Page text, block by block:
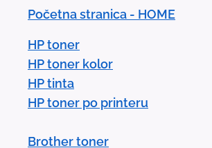
Početna stranica - HOME
HP toner
HP toner kolor
HP tinta
HP toner po printeru
Brother toner